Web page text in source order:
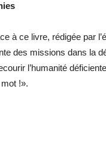
à ce livre, rédigée par
des missions dans la
l’humanité
!».